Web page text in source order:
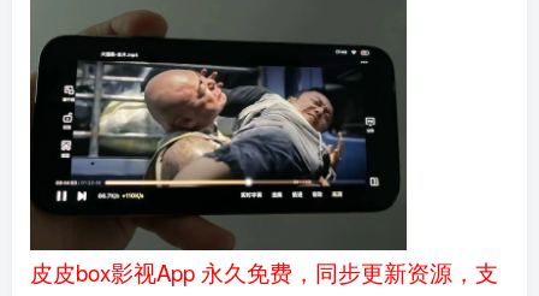
皮皮box影视App 永久免费，同步更新资源，支